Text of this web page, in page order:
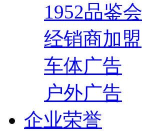
1952品鉴会
经销商加盟
车体广告
户外广告
企业荣誉